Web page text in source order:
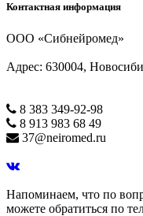
Контактная информация
ООО «Сибнейромед»
Адрес: 630004,
8 383 349-92-98
8 913 983 68 49
37@neiromed.ru
Напоминаем, что по
можете обратиться по